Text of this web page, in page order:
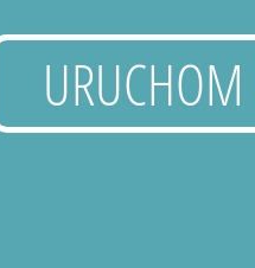
URUCHOM